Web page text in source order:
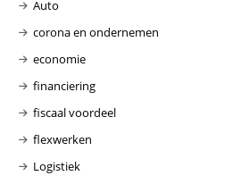
Auto
corona en ondernemen
economie
financiering
fiscaal voordeel
flexwerken
Logistiek